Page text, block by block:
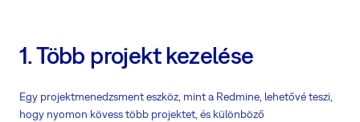
1. Több projekt kezelése
Egy projektmenedzsment eszköz, mint a Redmine, lehetővé teszi,
hogy nyomon kövess több projektet, és különböző